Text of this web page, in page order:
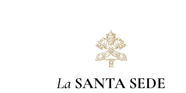
La SANTA SEDE